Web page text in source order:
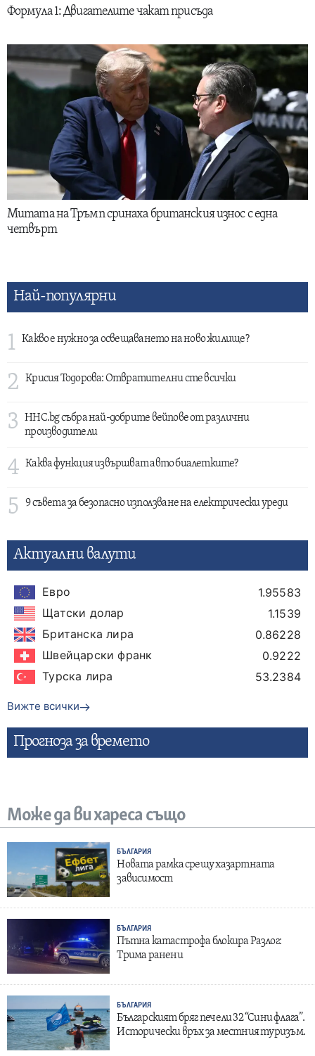
Формула 1: Двигателите чакат присъда
Митата на Тръмп сринаха британския износ с една
четвърт
Най-популярни
1 Какво е нужно за освещаването на ново жилище?
2 Крисия Тодорова: Отвратителни сте всички
3
HHC.bg събра най-добрите вейпове от различни
производители
4 Каква функция извършват авто биалетките?
5 9 съвета за безопасно използване на електрически уреди
Актуални валути
Евро
1.95583
Щатски долар
1.1539
Британска лира
0.86228
Швейцарски франк
0.9222
Турска лира
53.2384
Вижте всички
Прогнозa за времето
Може да ви хареса също
БЪЛГАРИЯ
Новата рамка срещу хазартната
зависимост
БЪЛГАРИЯ
Пътна катастрофа блокира Разлог:
Трима ранени
БЪЛГАРИЯ
Българският бряг печели 32 “Сини флага”.
Исторически връх за местния туризъм.